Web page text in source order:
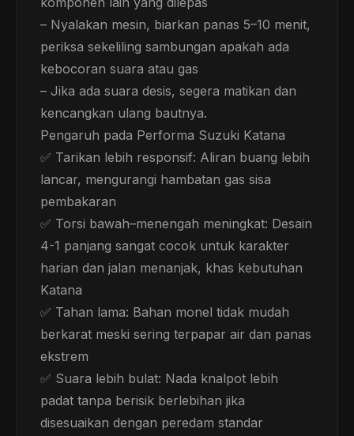
– Nyalakan mesin, biarkan panas 5–10 menit,
periksa sekeliling sambungan apakah ada
kebocoran suara atau gas
– Jika ada suara desis, segera matikan dan
kencangkan ulang bautnya.
Pengaruh pada Performa Suzuki Katana
✅ Tarikan lebih responsif: Aliran buang lebih
lancar, mengurangi hambatan gas sisa
pembakaran
✅ Torsi bawah–menengah meningkat: Desain
4-1 panjang sangat cocok untuk karakter
harian dan jalan menanjak, khas kebutuhan
Katana
✅ Tahan lama: Bahan monel tidak mudah
berkarat meski sering terpapar air dan panas
ekstrem
✅ Suara lebih bulat: Nada knalpot lebih
padat tanpa berisik berlebihan jika
disesuaikan dengan peredam standar